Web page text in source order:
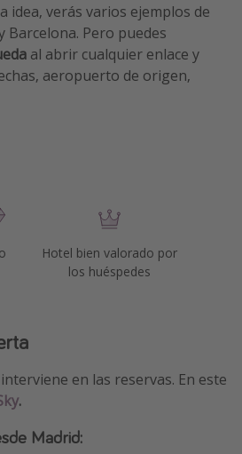
idea, verás varios ejemplos de
Barcelona. Pero puedes
al abrir cualquier enlace y
aeropuerto de origen,
Hotel bien valorado por
los huéspedes
en las reservas. En este
.
Madrid: